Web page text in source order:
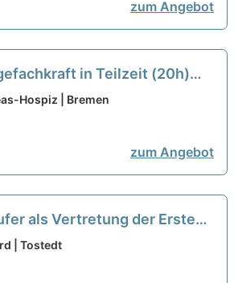
zum Angebot
in Teilzeit (20h)
d) – Dein neuer Arbeitsplatz
Hospiz | Bremen
zum Angebot
als Vertretung der Ersten
Teilzeit (m/w/d)
| Tostedt